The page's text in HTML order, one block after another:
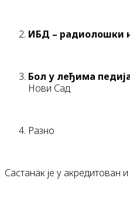
ИБД – радиолошки
Бол у леђима
Нови Сад
Разно
Састанак је у акредитован